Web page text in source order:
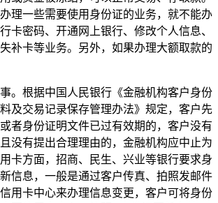
理一些需要使用身份证的业务，就不能办
卡密码、开通网上银行、修改个人信息、
补卡等业务。另外，如果办理大额取款的
。根据中国人民银行《金融机构客户身份
及交易记录保存管理办法》规定，客户先
者身份证明文件已过有效期的，客户没有
没有提出合理理由的，金融机构应中止为
卡方面，招商、民生、兴业等银行要求身
信息，一般是通过客户传真、拍照发邮件
用卡中心来办理信息变更，客户可将身份